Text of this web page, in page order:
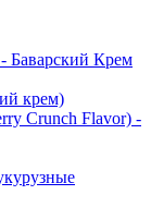
крем)